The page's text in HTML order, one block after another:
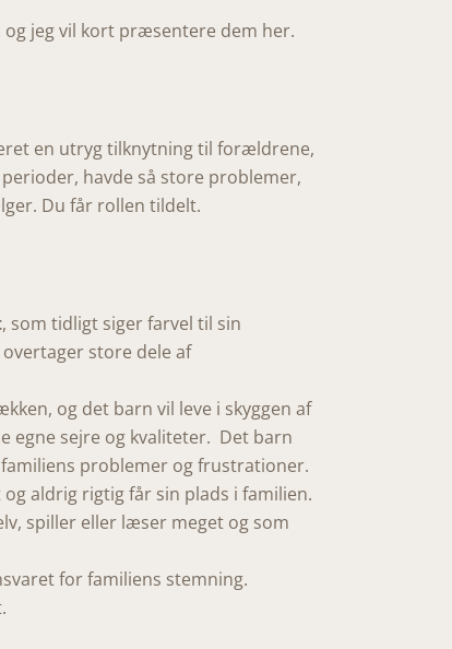
og jeg vil kort præsentere dem her.
en utryg tilknytning til forældrene,
havde så store problemer,
Du får rollen tildelt.
, som tidligt siger farvel til sin
store dele af
og det barn vil leve i skyggen af
egne sejre og kvaliteter. Det barn
problemer og frustrationer.
aldrig rigtig får sin plads i familien.
spiller eller læser meget og som
for familiens stemning.